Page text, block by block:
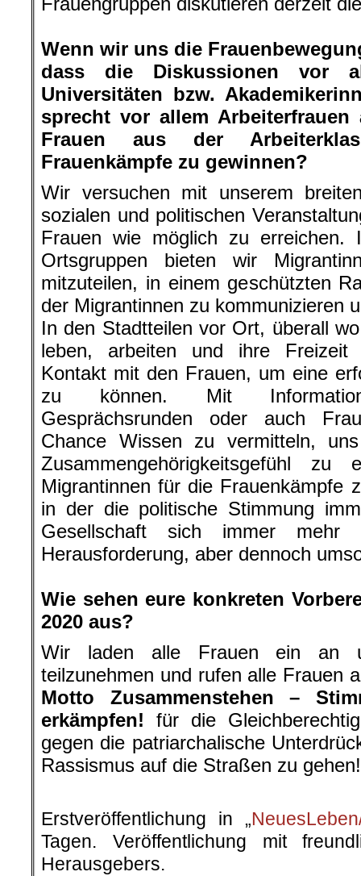
Wenn wir uns die
dass die Diskussionen vor
Universitäten bzw.
sprecht vor allem
Frauen aus der
Frauenkämpfe zu gewinnen?
Wir versuchen mit unserem
sozialen und politischen
Frauen wie möglich zu erreichen.
Ortsgruppen bieten wir
mitzuteilen, in einem geschützten
der Migrantinnen zu kommunizieren
In den Stadtteilen vor Ort, überall
leben, arbeiten und ihre Freizeit
Kontakt mit den Frauen, um eine
zu können. Mit
Gesprächsrunden oder auch
Chance Wissen zu vermitteln,
Zusammengehörigkeitsgefühl zu
Migrantinnen für die Frauenkämpfe
in der die politische Stimmung
Gesellschaft sich immer
Herausforderung, aber dennoch
Wie sehen eure konkreten
2020 aus?
Wir laden alle Frauen ein an
teilzunehmen und rufen alle Frauen
Motto Zusammenstehen –
erkämpfen! für die
gegen die patriarchalische
Rassismus auf die Straßen zu gehen!
Erstveröffentlichung in „
Tagen. Veröffentlichung mit
Herausgebers.